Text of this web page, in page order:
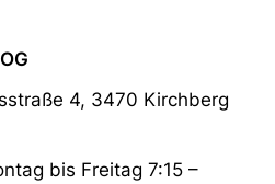
4, 3470 Kirchberg
bis Freitag 7:15 –